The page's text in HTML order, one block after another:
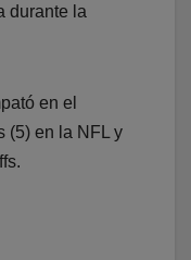
durante la
en el
(5) en la NFL y